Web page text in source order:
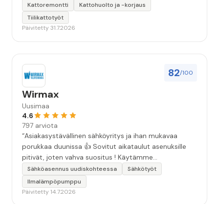
Kattoremontti
Kattohuolto ja -korjaus
Tiilikattotyöt
Päivitetty 31.7.2026
82/100
Wirmax
Uusimaa
4.6
797 arviota
“Asiakasystävällinen sähköyritys ja ihan mukavaa
porukkaa duunissa 👍 Sovitut aikataulut asenuksille
pitivät, joten vahva suositus ! Käytämme
seuraavallakin kerralla!”
Sähköasennus uudiskohteessa
Sähkötyöt
Ilmalämpöpumppu
Päivitetty 14.7.2026